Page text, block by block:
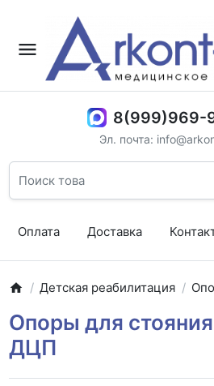
8(999)969-
Эл. почта:
Оплата Доставка
Детская реабилитация
Опоры для
ДЦП